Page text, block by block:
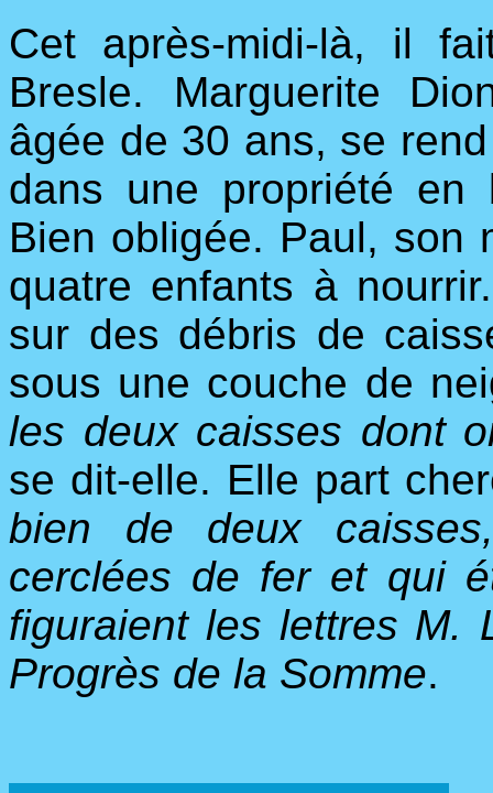
Cet après-midi-là, il
Bresle. Marguerite
âgée de 30 ans, se
dans une propriété en
Bien obligée. Paul, son
quatre enfants à
sur des débris de
sous une couche de
les deux caisses dont
se dit-elle. Elle part
bien de deux
cerclées de fer et qui
figuraient les lettres M.
Progrès de la Somme.